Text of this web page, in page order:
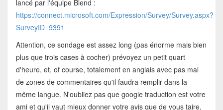
lancé par l'équipe Blend :
https://connect.microsoft.com/Expression/Survey/Survey.aspx?
SurveyID=9391
Attention, ce sondage est assez long (pas énorme mais bien
plus que trois cases à cocher) prévoyez un petit quart
d'heure, et, of course, totalement en anglais avec pas mal
de zones de commentaires qu'il faudra remplir dans la
même langue. N'oubliez pas que google traduction est votre
ami et qu'il vaut mieux donner votre avis que de vous taire,